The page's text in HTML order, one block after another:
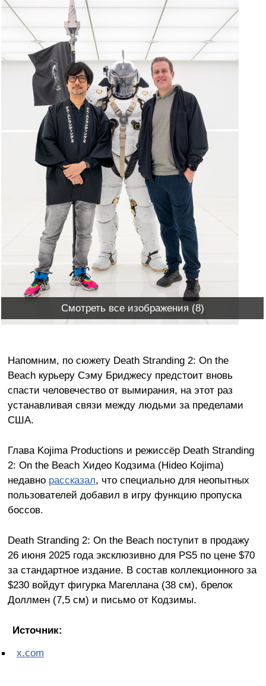
Смотреть все изображения (8)
Напомним, по сюжету Death Stranding 2: On the
Beach курьеру Сэму Бриджесу предстоит вновь
спасти человечество от вымирания, на этот раз
устанавливая связи между людьми за пределами
США.
Глава Kojima Productions и режиссёр Death Stranding
2: On the Beach Хидео Кодзима (Hideo Kojima)
недавно рассказал, что специально для неопытных
пользователей добавил в игру функцию пропуска
боссов.
Death Stranding 2: On the Beach поступит в продажу
26 июня 2025 года эксклюзивно для PS5 по цене $70
за стандартное издание. В состав коллекционного за
$230 войдут фигурка Магеллана (38 см), брелок
Доллмен (7,5 см) и письмо от Кодзимы.
Источник:
x.com